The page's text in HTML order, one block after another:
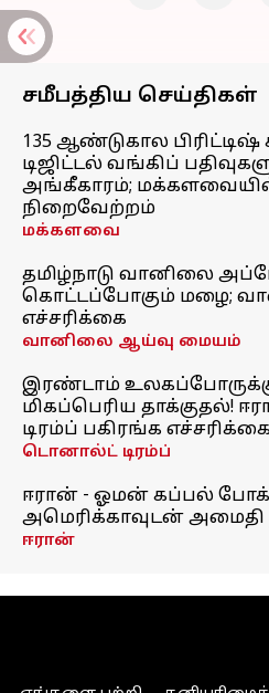
சமீபத்திய செய்திகள்
135 ஆண்டுகால பிரிட்டிஷ்
டிஜிட்டல் வங்கிப்
அங்கீகாரம்; மக்களவையில்
நிறைவேற்றம்
மக்களவை
தமிழ்நாடு வானிலை
கொட்டப்போகும் மழை;
எச்சரிக்கை
வானிலை ஆய்வு மையம்
இரண்டாம்
மிகப்பெரிய தாக்குதல்!
டிரம்ப் பகிரங்க எச்சரிக்கை
டொனால்ட் டிரம்ப்
ஈரான் - ஓமன் கப்பல்
அமெரிக்காவுடன் அமைதி
ஈரான்